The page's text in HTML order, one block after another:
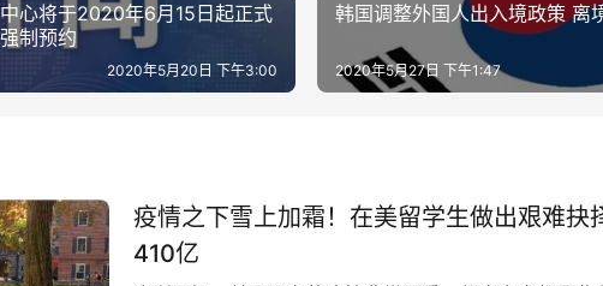
心将于2020年6月15日起正式
制预约
2020年5月20日 下午3:00
韩国调整外国人出入境政策 离
2020年5月27日 下午1:47
疫情之下雪上加霜！在美留学生做出艰难抉
410亿